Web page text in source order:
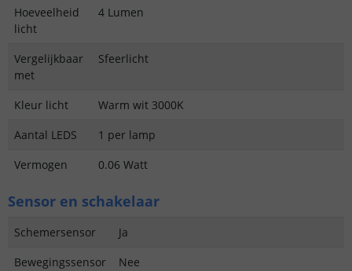
Hoeveelheid
licht
4 Lumen
Vergelijkbaar
met
Sfeerlicht
Kleur licht
Warm wit 3000K
Aantal LEDS
1 per lamp
Vermogen
0.06 Watt
Sensor en schakelaar
Schemersensor
Ja
Bewegingssensor
Nee